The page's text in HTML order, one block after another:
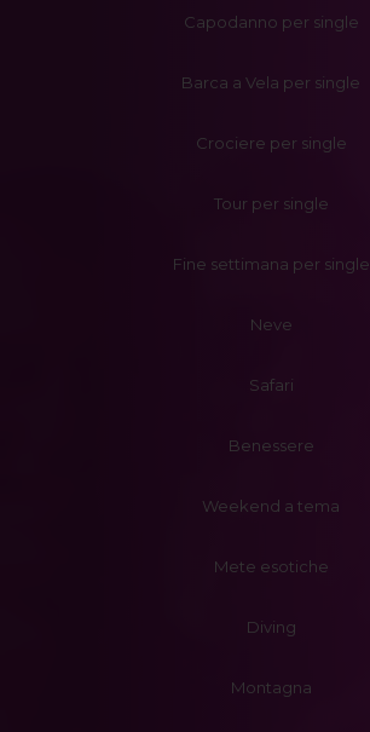
Capodanno per single
Barca a Vela per single
Crociere per single
Tour per single
Fine settimana per single
Neve
Safari
Benessere
Weekend a tema
Mete esotiche
Diving
Montagna